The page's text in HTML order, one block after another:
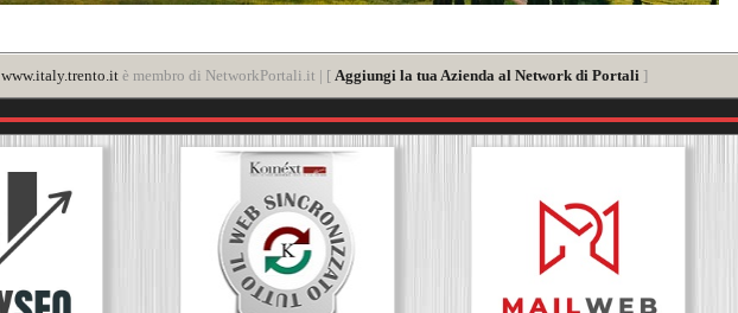
www.italy.trento.it è membro di NetworkPortali.it | [ Aggiungi la tua Azienda al Network di Portali ]